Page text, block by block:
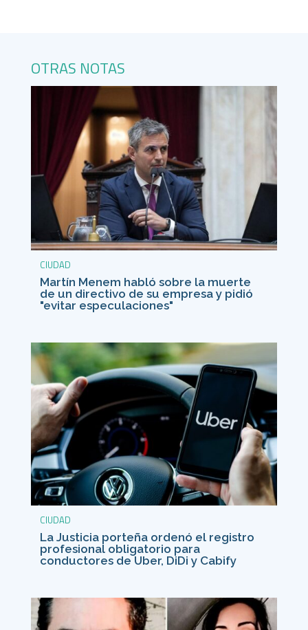
OTRAS NOTAS
CIUDAD
Martín Menem habló sobre la muerte
de un directivo de su empresa y pidió
"evitar especulaciones"
CIUDAD
La Justicia porteña ordenó el registro
profesional obligatorio para
conductores de Uber, DiDi y Cabify